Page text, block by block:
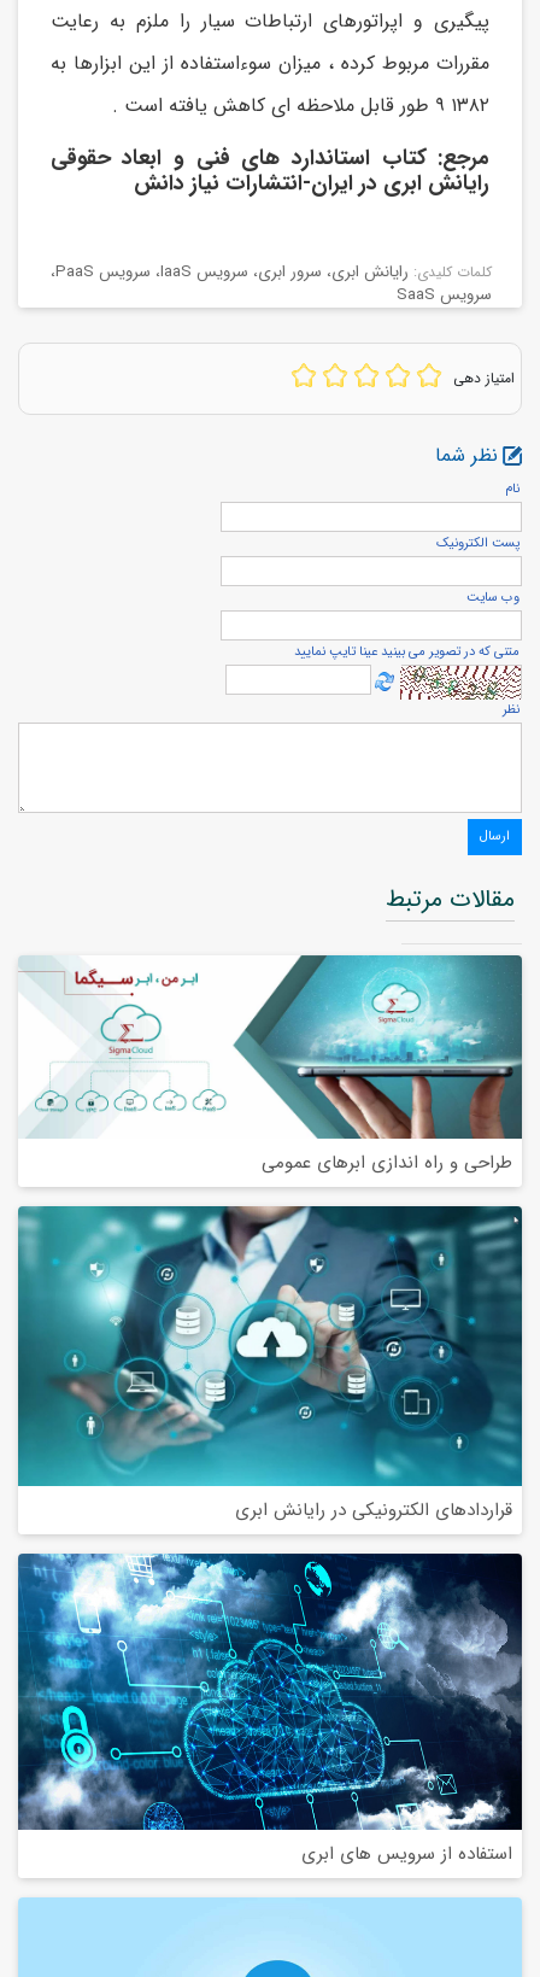
پیگیری و اپراتورهای ارتباطات سیار را ملزم به رعایت
مقررات مربوط کرده ، میزان سوءاستفاده از این ابزارها به
۱۳۸۲ ۹ طور قابل ملاحظه ای کاهش یافته است .
مرجع: کتاب استاندارد های فنی و ابعاد حقوقی
رایانش ابری در ایران-انتشارات نیاز دانش
كلمات كليدی: رایانش ابری، سرور ابری، سرویس IaaS ، سرویس PaaS
،
سرویس SaaS
امتیاز دهی
نظر شما
نام
پست الكترونيک
وب سایت
متنی که در تصویر می بینید عینا تایپ نمایید
نظر
مقالات مرتبط
طراحی و راه اندازی ابرهای عمومی
قراردادهای الکترونیکی در رایانش ابری
استفاده از سرویس های ابری